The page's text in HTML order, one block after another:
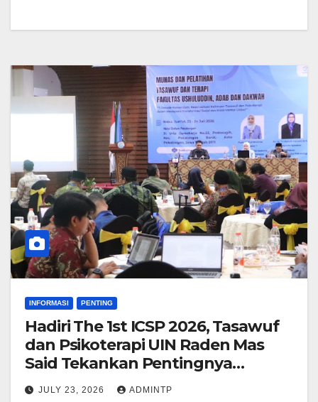
INFORMASI PENTING
Hadiri The 1st ICSP 2026, Tasawuf
dan Psikoterapi UIN Raden Mas
Said Tekankan Pentingnya
Komunikasi Terapeutik Sufistik
JULY 23, 2026 ADMINTP